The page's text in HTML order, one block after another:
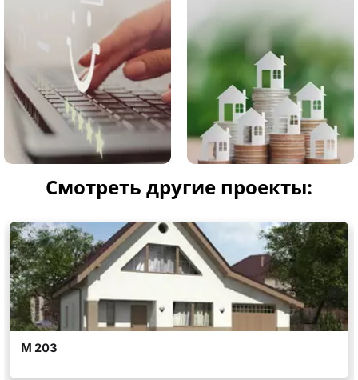
Смотреть другие проекты: